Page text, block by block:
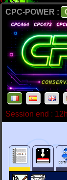
CPC-POWER :
Session end :